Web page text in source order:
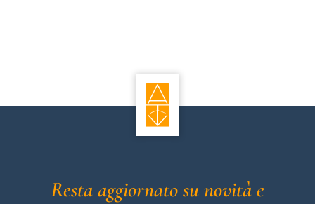
Resta aggiornato su novità e